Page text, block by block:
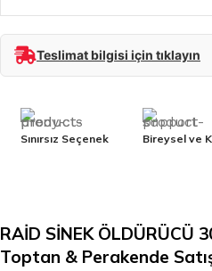
Teslimat bilgisi için tıklayın
Sınırsız Seçenek Bireysel ve
RAİD SİNEK ÖLDÜRÜCÜ
Toptan & Perakende